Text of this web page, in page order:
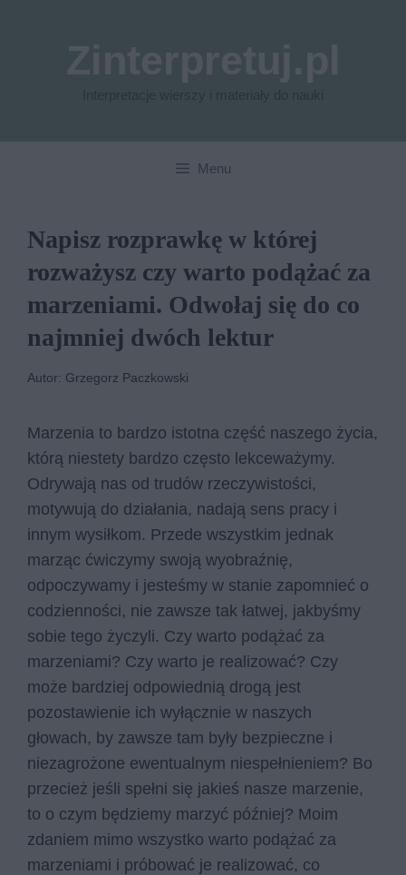
Menu
Napisz rozprawkę w której
rozważysz czy warto podążać za
marzeniami. Odwołaj się do co
najmniej dwóch lektur
Autor: Grzegorz Paczkowski
Marzenia to bardzo istotna część naszego życia,
którą niestety bardzo często lekceważymy.
Odrywają nas od trudów rzeczywistości,
motywują do działania, nadają sens pracy i
innym wysiłkom. Przede wszystkim jednak
marząc ćwiczymy swoją wyobraźnię,
odpoczywamy i jesteśmy w stanie zapomnieć o
codzienności, nie zawsze tak łatwej, jakbyśmy
sobie tego życzyli. Czy warto podążać za
marzeniami? Czy warto je realizować? Czy
może bardziej odpowiednią drogą jest
pozostawienie ich wyłącznie w naszych
głowach, by zawsze tam były bezpieczne i
niezagrożone ewentualnym niespełnieniem? Bo
przecież jeśli spełni się jakieś nasze marzenie,
to o czym będziemy marzyć później? Moim
zdaniem mimo wszystko warto podążać za
marzeniami i próbować je realizować, co